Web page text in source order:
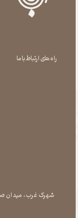
راه های ارتباط با ما
شهرک غرب، میدان